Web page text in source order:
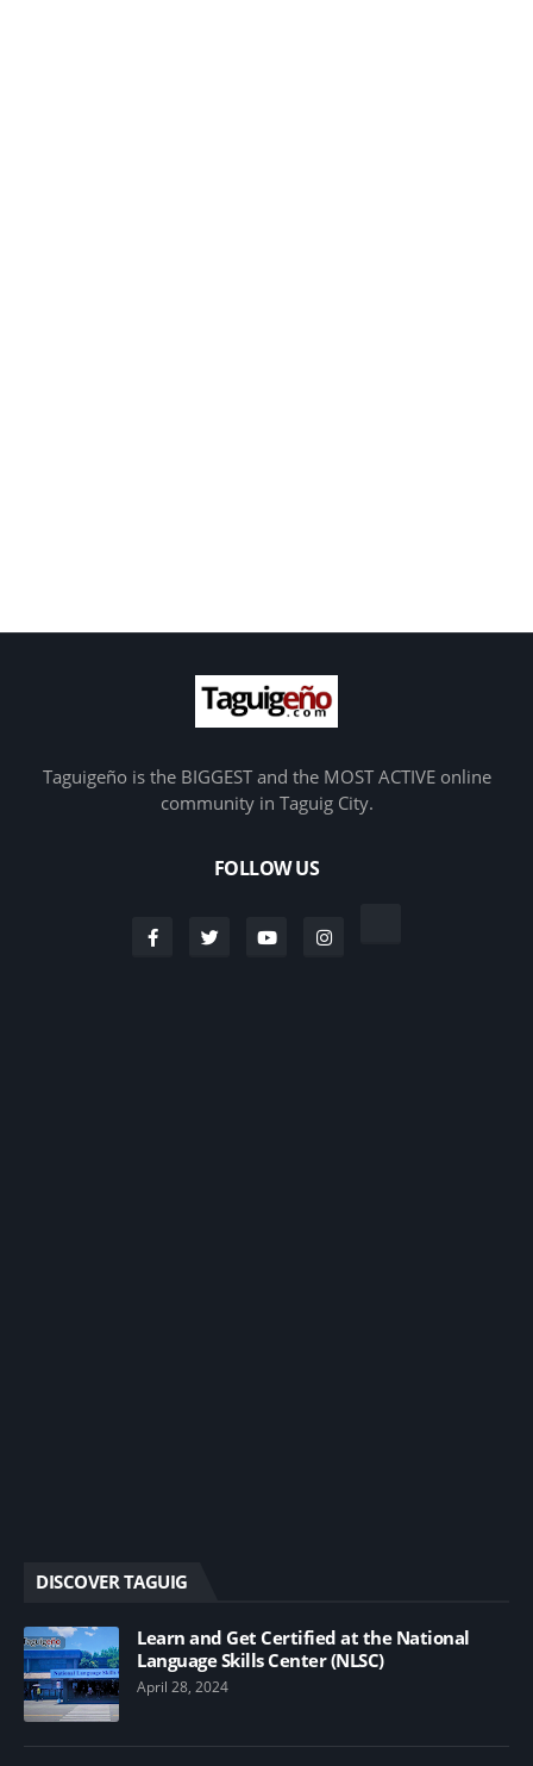
Taguigeño is the BIGGEST and the MOST ACTIVE online
community in Taguig City.
FOLLOW US
DISCOVER TAGUIG
Learn and Get Certified at the National
Language Skills Center (NLSC)
April 28, 2024